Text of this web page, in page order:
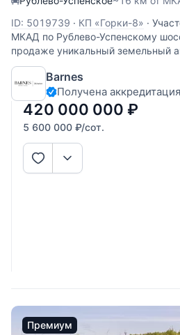
ID: 5019739 · КП «Горки-8» ·
МКАД по Рублево-Успенскому
продаже уникальный земельный
и охраняемой части премиального
«Горки-8». Полная тишина,
уединение вдали
Barnes
Получена аккредитация
420 000 000 ₽
5 600 000 ₽/сот.
Премиум